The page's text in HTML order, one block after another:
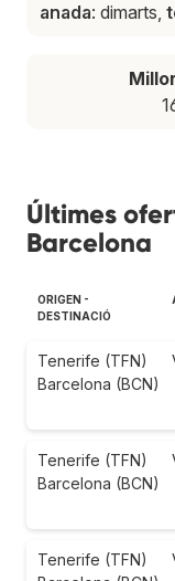
anada: dimarts,
Últimes
Barcelona
ORIGEN -
DESTINACIÓ
Tenerife (TFN)
Barcelona (BCN)
Tenerife (TFN)
Barcelona (BCN)
Tenerife (TFN)